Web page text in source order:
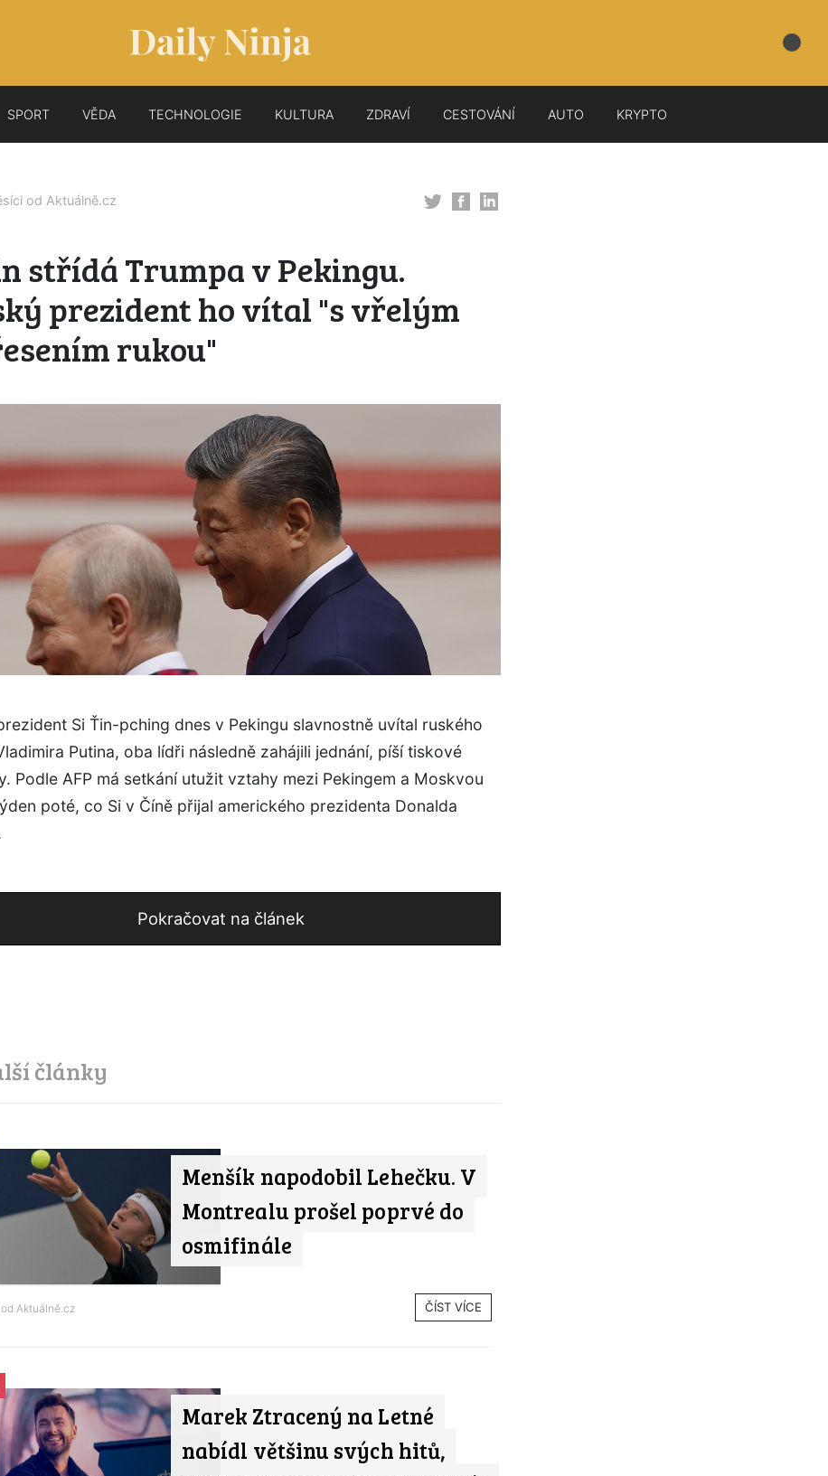
SPORT VĚDA TECHNOLOGIE KULTURA ZDRAVÍ CESTOVÁNÍ AUTO KRYPTO
od Aktuálně.cz
střídá Trumpa v Pekingu.
prezident ho vítal "s vřelým
rukou"
Si Ťin-pching dnes v Pekingu slavnostně uvítal ruského
Putina, oba lídři následně zahájili jednání, píší tiskové
Podle AFP má setkání utužit vztahy mezi Pekingem a Moskvou
poté, co Si v Číně přijal amerického prezidenta Donalda
Pokračovat na článek
články
Menšík napodobil Lehečku. V
Montrealu prošel poprvé do
osmifinále
Aktuálně.cz ČÍST VÍCE
Marek Ztracený na Letné
nabídl většinu svých hitů,